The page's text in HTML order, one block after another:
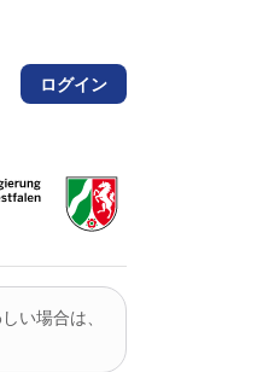
ログイン
い場合は、